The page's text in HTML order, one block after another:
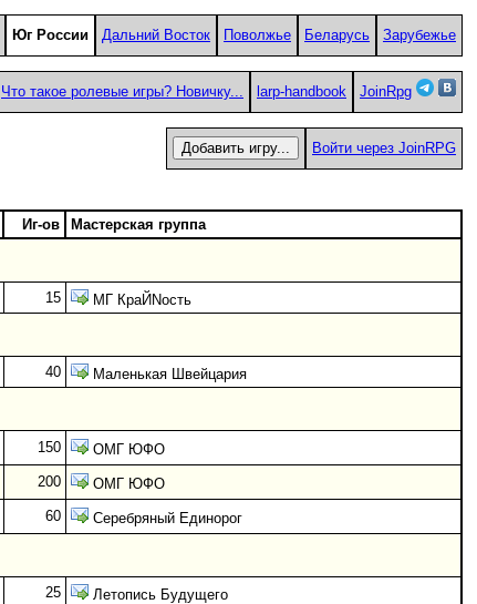
Юг России Дальний Восток Поволжье Беларусь Зарубежье
Что такое ролевые игры? Новичку... larp-handbook JoinRpg
Войти через JoinRPG
Иг-ов Мастерская группа
15 МГ КраЙNость
40 Маленькая Швейцария
150 ОМГ ЮФО
200 ОМГ ЮФО
60 Серебряный Единорог
25 Летопись Будущего